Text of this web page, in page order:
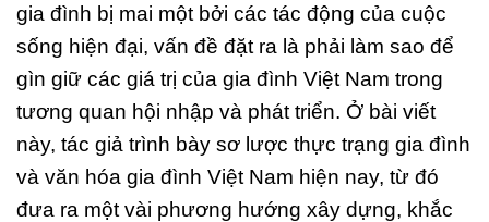
gia đình bị mai một bởi các tác động của cuộc
sống hiện đại, vấn đề đặt ra là phải làm sao để
gìn giữ các giá trị của gia đình Việt Nam trong
tương quan hội nhập và phát triển. Ở bài viết
này, tác giả trình bày sơ lược thực trạng gia đình
và văn hóa gia đình Việt Nam hiện nay, từ đó
đưa ra một vài phương hướng xây dựng, khắc